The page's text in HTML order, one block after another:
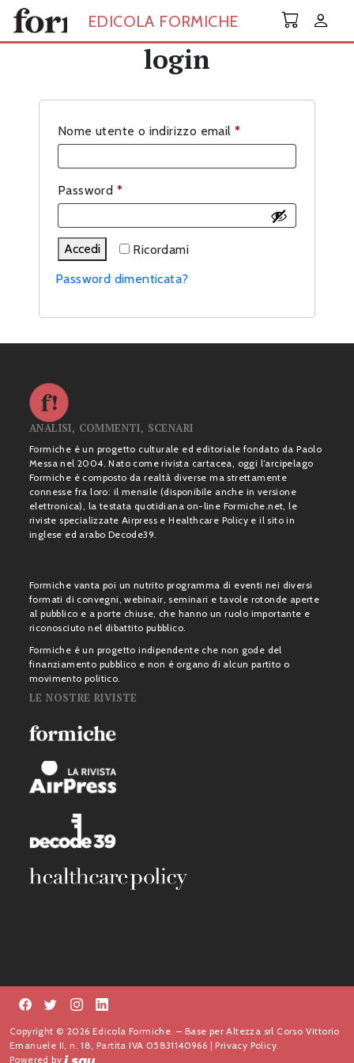
Skip to main content
EDICOLA FORMICHE
login
Nome utente o indirizzo email *Richiesto
Password *Richiesto
Ricordami
Accedi
Password dimenticata?
ANALISI, COMMENTI, SCENARI
Formiche è un progetto culturale ed editoriale fondato da Paolo
Messa nel 2004. Nato come rivista cartacea, oggi l’arcipelago
Formiche è composto da realtà diverse ma strettamente
connesse fra loro: il mensile (disponibile anche in versione
elettronica), la testata quotidiana on-line Formiche.net, le
riviste specializzate Airpress e Healthcare Policy e il sito in
inglese ed arabo Decode39.
Formiche vanta poi un nutrito programma di eventi nei diversi
formati di convegni, webinair, seminari e tavole rotonde aperte
al pubblico e a porte chiuse, che hanno un ruolo importante e
riconosciuto nel dibattito pubblico.
Formiche è un progetto indipendente che non gode del
finanziamento pubblico e non è organo di alcun partito o
movimento politico.
LE NOSTRE RIVISTE
Copyright © 2026 Edicola Formiche. – Base per Altezza srl Corso Vittorio
Emanuele II, n. 18, Partita IVA 05831140966 |Privacy Policy.
Powered by